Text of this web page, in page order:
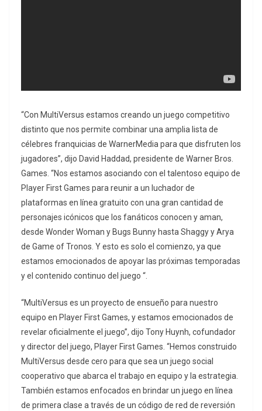
“Con MultiVersus estamos creando un juego competitivo
distinto que nos permite combinar una amplia lista de
célebres franquicias de WarnerMedia para que disfruten los
jugadores”, dijo David Haddad, presidente de Warner Bros.
Games. “Nos estamos asociando con el talentoso equipo de
Player First Games para reunir a un luchador de
plataformas en línea gratuito con una gran cantidad de
personajes icónicos que los fanáticos conocen y aman,
desde Wonder Woman y Bugs Bunny hasta Shaggy y Arya
de Game of Tronos. Y esto es solo el comienzo, ya que
estamos emocionados de apoyar las próximas temporadas
y el contenido continuo del juego “.
“MultiVersus es un proyecto de ensueño para nuestro
equipo en Player First Games, y estamos emocionados de
revelar oficialmente el juego”, dijo Tony Huynh, cofundador
y director del juego, Player First Games. “Hemos construido
MultiVersus desde cero para que sea un juego social
cooperativo que abarca el trabajo en equipo y la estrategia.
También estamos enfocados en brindar un juego en línea
de primera clase a través de un código de red de reversión